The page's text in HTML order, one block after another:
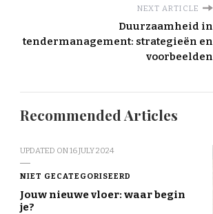
NEXT ARTICLE
Duurzaamheid in
tendermanagement: strategieën en
voorbeelden
Recommended Articles
UPDATED ON16 JULY 2024
NIET GECATEGORISEERD
Jouw nieuwe vloer: waar begin
je?